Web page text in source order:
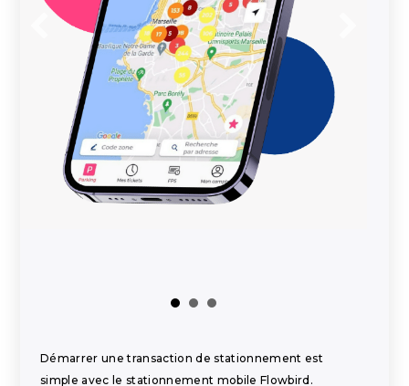
Démarrer une transaction de stationnement est
simple avec le stationnement mobile Flowbird.